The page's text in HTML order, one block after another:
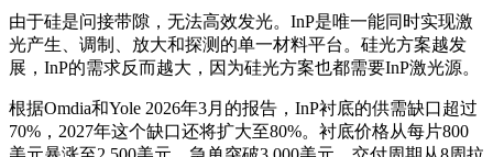
由于硅是问接带隙，无法高效发光。InP是唯一能同时实现激
光产生、调制、放大和探测的单一材料平台。硅光方案越发
展，InP的需求反而越大，因为硅光方案也都需要InP激光源。
根据Omdia和Yole 2026年3月的报告，InP衬底的供需缺口超过
70%，2027年这个缺口还将扩大至80%。衬底价格从每片800